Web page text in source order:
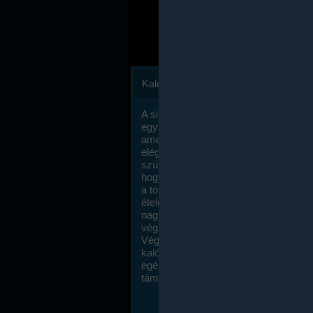
Kalóriaszámlálás
A sikeres fogyás titka valójában igen
egyszerű: égess több energiát, mint
amennyit beviszel. Természetesen
elég nagy fegyelemre és akaraterőre
szükség, de meglepődve fogod
hogy a kalóriaszámolás mennyire
a többi diétához képest. Itt nincsenek
ételek és a megengedett kalóriabevitelt
nagymértékben növelheted ha
végzel.
Végül, de nem utolsó sorban, a
kalóriaszámolás módszerét a legtöbb
egészségügyi szakorvos ajánlja és
támogatja.